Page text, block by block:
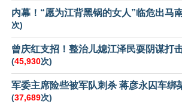
内幕！“愿为江背黑锅的女人”临危出马
次)
曾庆红支招！整治儿媳江泽民耍阴谋打
(45,930次)
军委主席险些被军队刺杀 蒋彦永囚车绑
(37,689次)